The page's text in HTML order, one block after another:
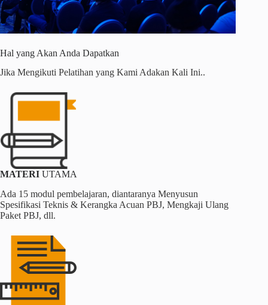
Hal yang Akan Anda Dapatkan
Jika Mengikuti Pelatihan yang Kami Adakan Kali Ini..
MATERI UTAMA
Ada 15 modul pembelajaran, diantaranya Menyusun
Spesifikasi Teknis & Kerangka Acuan PBJ, Mengkaji Ulang
Paket PBJ, dll.